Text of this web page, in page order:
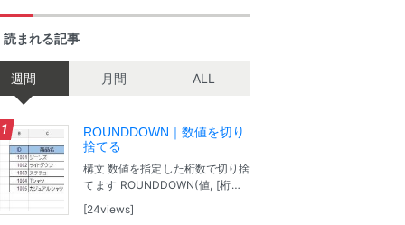
読まれる記事
週間 月間 ALL
ROUNDDOWN｜数値を切り
捨てる
構文 数値を指定した桁数で切り捨
てます ROUNDDOWN(値, [桁数])
[桁数]：切捨てした後の桁数。省
24views